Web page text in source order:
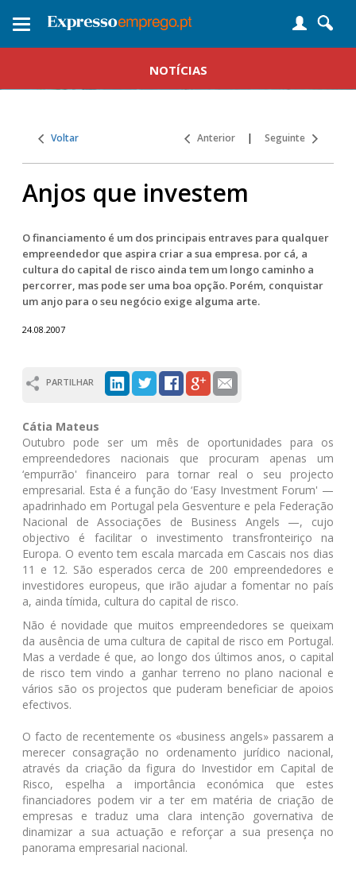
Toggle
NOTÍCIAS
Voltar Anterior | Seguinte
Anjos que investem
O financiamento é um dos principais entraves para qualquer
empreendedor que aspira criar a sua empresa. por cá, a
cultura do capital de risco ainda tem um longo caminho a
percorrer, mas pode ser uma boa opção. Porém, conquistar
um anjo para o seu negócio exige alguma arte.
24.08.2007
PARTILHAR
Cátia Mateus
Outubro pode ser um mês de oportunidades para os
empreendedores nacionais que procuram apenas um
‘empurrão' financeiro para tornar real o seu projecto
empresarial. Esta é a função do ‘Easy Investment Forum' —
apadrinhado em Portugal pela Gesventure e pela Federação
Nacional de Associações de Business Angels —, cujo
objectivo é facilitar o investimento transfronteiriço na
Europa. O evento tem escala marcada em Cascais nos dias
11 e 12. São esperados cerca de 200 empreendedores e
investidores europeus, que irão ajudar a fomentar no país
a, ainda tímida, cultura do capital de risco.
Não é novidade que muitos empreendedores se queixam
da ausência de uma cultura de capital de risco em Portugal.
Mas a verdade é que, ao longo dos últimos anos, o capital
de risco tem vindo a ganhar terreno no plano nacional e
vários são os projectos que puderam beneficiar de apoios
efectivos.
O facto de recentemente os «business angels» passarem a
merecer consagração no ordenamento jurídico nacional,
através da criação da figura do Investidor em Capital de
Risco, espelha a importância económica que estes
financiadores podem vir a ter em matéria de criação de
empresas e traduz uma clara intenção governativa de
dinamizar a sua actuação e reforçar a sua presença no
panorama empresarial nacional.